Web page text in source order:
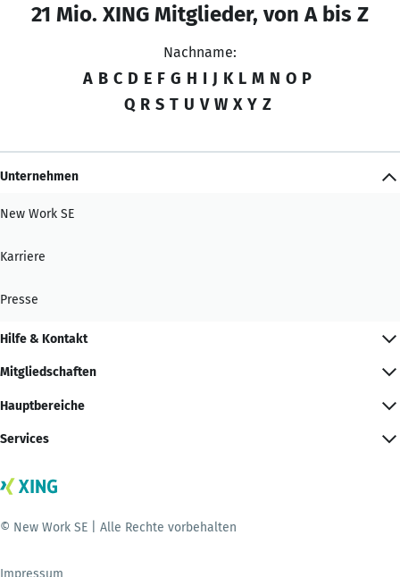
21 Mio. XING Mitglieder, von A bis Z
Nachname:
A B C D E F G H I J K L M N O P
Q R S T U V W X Y Z
Unternehmen
New Work SE
Karriere
Presse
Hilfe & Kontakt
Mitgliedschaften
Hauptbereiche
Services
© New Work SE | Alle Rechte vorbehalten
Impressum